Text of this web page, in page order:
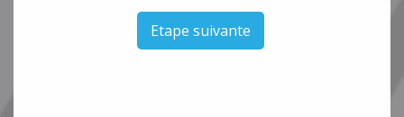
Etape suivante